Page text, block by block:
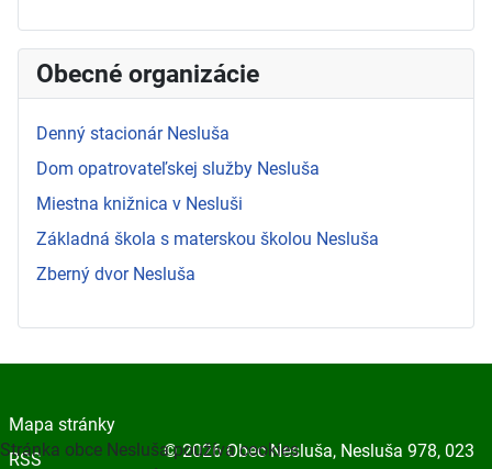
Obecné organizácie
Denný stacionár Nesluša
Dom opatrovateľskej služby Nesluša
Miestna knižnica v Nesluši
Základná škola s materskou školou Nesluša
Zberný dvor Nesluša
Mapa stránky
RSS
© 2026 Obec Nesluša, Nesluša 978, 023
Stránka obce Nesluša používa cookies